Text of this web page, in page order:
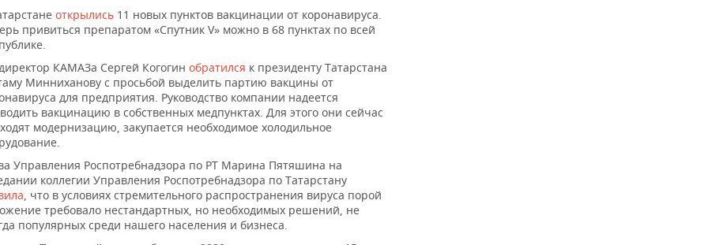
открылись 11 новых пунктов вакцинации от коронавируса.
привиться препаратом «Спутник V» можно в 68 пунктах по всей
КАМАЗа Сергей Когогин обратился к президенту Татарстана
Минниханову с просьбой выделить партию вакцины от
для предприятия. Руководство компании надеется
вакцинацию в собственных медпунктах. Для этого они сейчас
модернизацию, закупается необходимое холодильное
Управления Роспотребнадзора по РТ Марина Пятяшина на
коллегии Управления Роспотребнадзора по Татарстану
, что в условиях стремительного распространения вируса порой
требовало нестандартных, но необходимых решений, не
популярных среди нашего населения и бизнеса.